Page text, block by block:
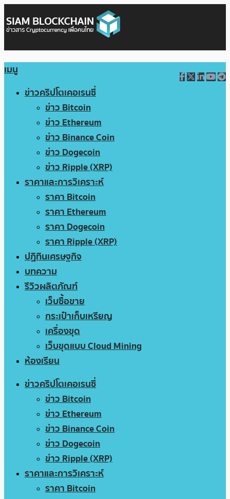
เมนู
ข่าวคริปโตเคอเรนซี่
ข่าว Bitcoin
ข่าว Ethereum
ข่าว Binance Coin
ข่าว Dogecoin
ข่าว Ripple (XRP)
ราคาและการวิเคราะห์
ราคา Bitcoin
ราคา Ethereum
ราคา Dogecoin
ราคา Ripple (XRP)
ปฏิทินเศรษฐกิจ
บทความ
รีวิวผลิตภัณฑ์
เว็บซื้อขาย
กระเป๋าเก็บเหรียญ
เครื่องขุด
เว็บขุดแบบ Cloud Mining
ห้องเรียน
ข่าวคริปโตเคอเรนซี่
ข่าว Bitcoin
ข่าว Ethereum
ข่าว Binance Coin
ข่าว Dogecoin
ข่าว Ripple (XRP)
ราคาและการวิเคราะห์
ราคา Bitcoin